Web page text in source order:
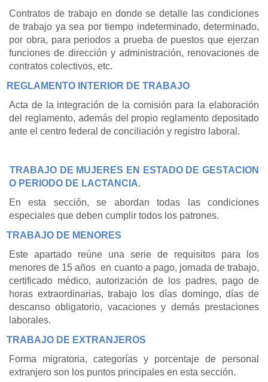
Contratos de trabajo en donde se detalle las condiciones
de trabajo ya sea por tiempo indeterminado, determinado,
por obra, para periodos a prueba de puestos que ejerzan
funciones de dirección y administración, renovaciones de
contratos colectivos, etc.
REGLAMENTO INTERIOR DE TRABAJO
Acta de la integración de la comisión para la elaboración
del reglamento, además del propio reglamento depositado
ante el centro federal de conciliación y registro laboral.
TRABAJO DE MUJERES EN ESTADO DE GESTACION
O PERIODO DE LACTANCIA.
En esta sección, se abordan todas las condiciones
especiales que deben cumplir todos los patrones.
TRABAJO DE MENORES
Este apartado reúne una serie de requisitos para los
menores de 15 años en cuanto a pago, jornada de trabajo,
certificado médico, autorización de los padres, pago de
horas extraordinarias, trabajo los días domingo, días de
descanso obligatorio, vacaciones y demás prestaciones
laborales.
TRABAJO DE EXTRANJEROS
Forma migratoria, categorías y porcentaje de personal
extranjero son los puntos principales en esta sección.